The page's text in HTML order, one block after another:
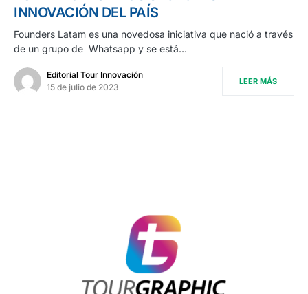
INNOVACIÓN DEL PAÍS
Founders Latam es una novedosa iniciativa que nació a través
de un grupo de Whatsapp y se está…
Editorial Tour Innovación
15 de julio de 2023
LEER MÁS